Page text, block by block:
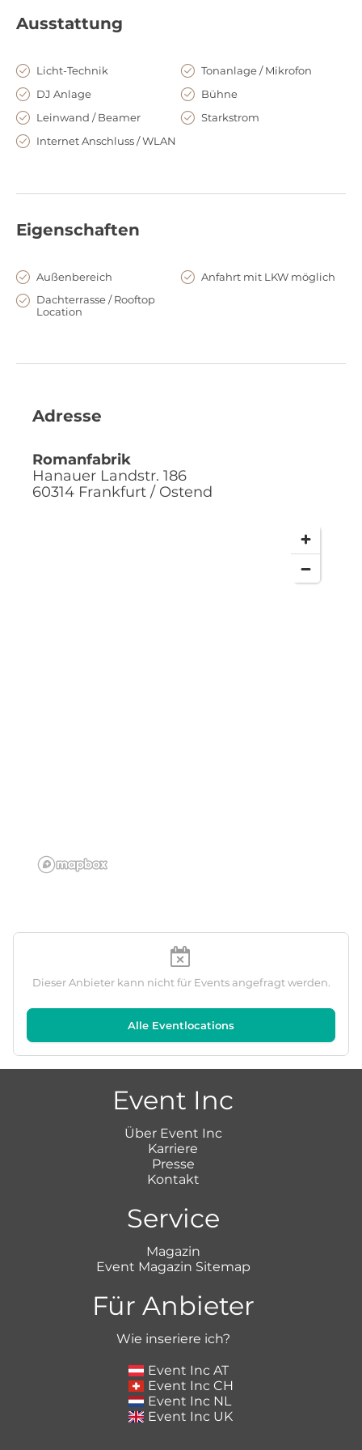
überzeugen weiß. Dekorations-Profis unterstützen Sie gerne
bei der Gestaltung und verleihen dem Raum die perfekte
Feiern Sie bis in die frühen Morgenstunden, denn in der
Romanfabrik gibt es keine Sperrstunde.
Ausstattung
Licht-Technik
Tonanlage / Mikrofon
DJ Anlage
Bühne
Leinwand / Beamer
Starkstrom
Internet Anschluss / WLAN
Eigenschaften
Außenbereich
Anfahrt mit LKW möglich
Dachterrasse / Rooftop
Location
Adresse
Romanfabrik
Hanauer Landstr. 186
60314 Frankfurt / Ostend
Dieser Anbieter kann nicht für Events angefragt werden.
Alle Eventlocations
Event Inc
Über Event Inc
Karriere
Presse
Kontakt
Service
Magazin
Event Magazin Sitemap
Für Anbieter
Wie inseriere ich?
Event Inc AT
Event Inc CH
Event Inc NL
Event Inc UK